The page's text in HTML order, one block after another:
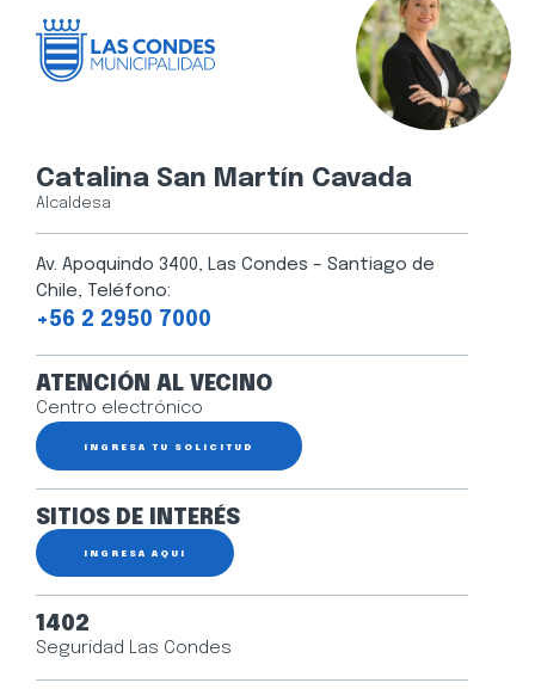
Catalina San Martín Cavada
Alcaldesa
Av. Apoquindo 3400, Las Condes – Santiago de
Chile, Teléfono:
+56 2 2950 7000
ATENCIÓN AL VECINO
Centro electrónico
INGRESA TU SOLICITUD
SITIOS DE INTERÉS
INGRESA AQUÍ
1402
Seguridad Las Condes